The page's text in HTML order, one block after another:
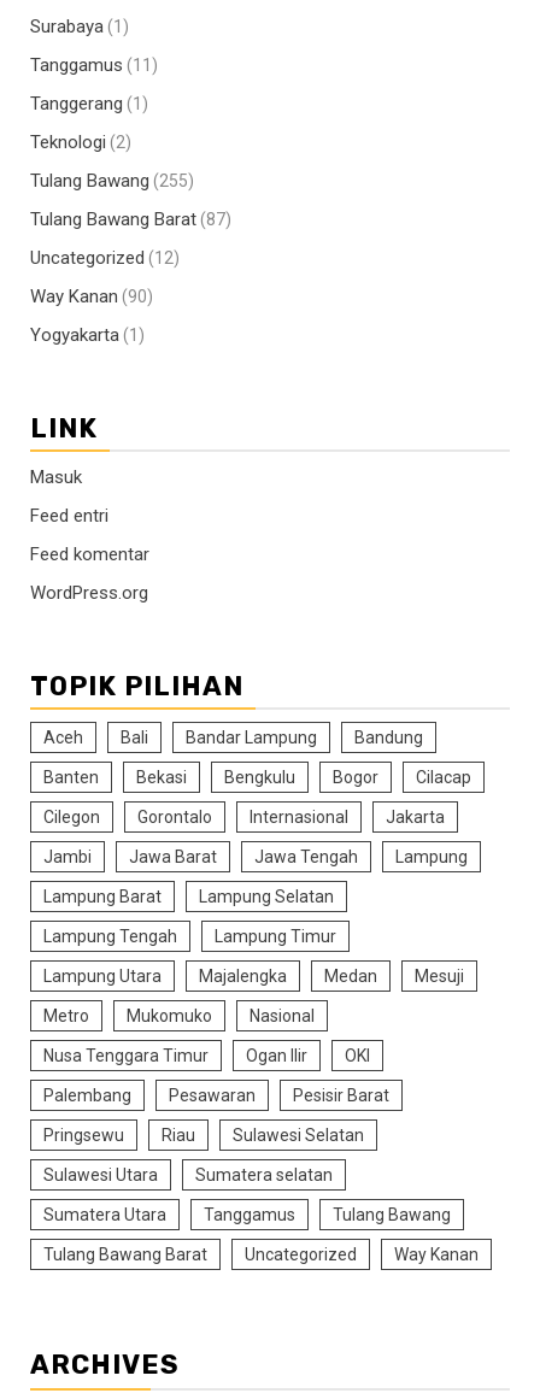
Surabaya(1)
Tanggamus (11)
Tanggerang (1)
Teknologi (2)
Tulang Bawang (255)
Tulang Bawang Barat(87)
Uncategorized (12)
Way Kanan (90)
Yogyakarta(1)
LINK
Masuk
Feed entri
Feed komentar
WordPress.org
TOPIK PILIHAN
Aceh Bali Bandar Lampung Bandung
Banten Bekasi Bengkulu Bogor Cilacap
Cilegon Gorontalo Internasional Jakarta
Jambi Jawa Barat Jawa Tengah Lampung
Lampung Barat Lampung Selatan
Lampung Tengah Lampung Timur
Lampung Utara Majalengka Medan Mesuji
Metro Mukomuko Nasional
Nusa Tenggara Timur Ogan Ilir OKI
Palembang Pesawaran Pesisir Barat
Pringsewu Riau Sulawesi Selatan
Sulawesi Utara Sumatera selatan
Sumatera Utara Tanggamus Tulang Bawang
Tulang Bawang Barat Uncategorized Way Kanan
ARCHIVES